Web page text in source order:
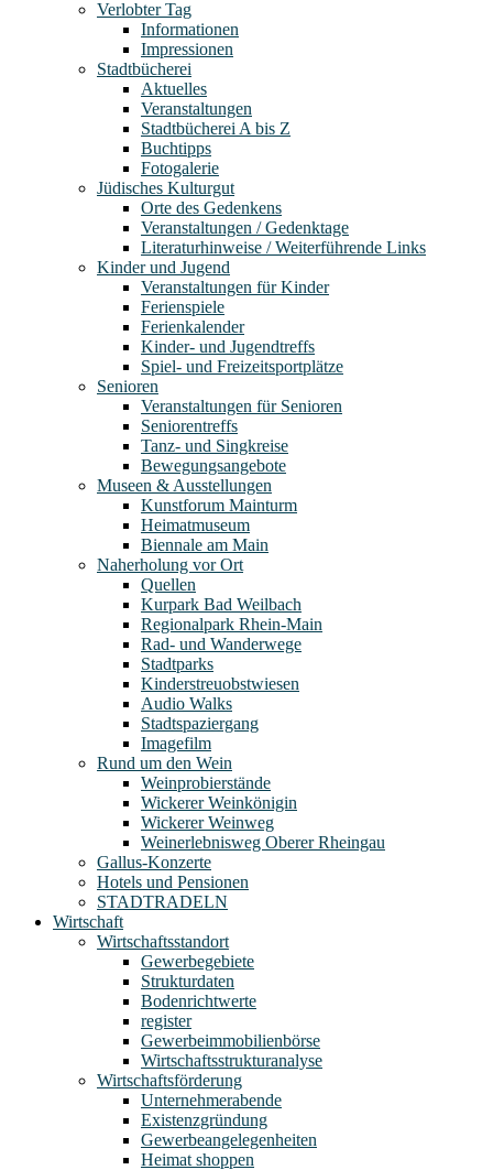
Verlobter Tag
Informationen
Impressionen
Stadtbücherei
Aktuelles
Veranstaltungen
Stadtbücherei A bis Z
Buchtipps
Fotogalerie
Jüdisches Kulturgut
Orte des Gedenkens
Veranstaltungen / Gedenktage
Literaturhinweise / Weiterführende Links
Kinder und Jugend
Veranstaltungen für Kinder
Ferienspiele
Ferienkalender
Kinder- und Jugendtreffs
Spiel- und Freizeitsportplätze
Senioren
Veranstaltungen für Senioren
Seniorentreffs
Tanz- und Singkreise
Bewegungsangebote
Museen & Ausstellungen
Kunstforum Mainturm
Heimatmuseum
Biennale am Main
Naherholung vor Ort
Quellen
Kurpark Bad Weilbach
Regionalpark Rhein-Main
Rad- und Wanderwege
Stadtparks
Kinderstreuobstwiesen
Audio Walks
Stadtspaziergang
Imagefilm
Rund um den Wein
Weinprobierstände
Wickerer Weinkönigin
Wickerer Weinweg
Weinerlebnisweg Oberer Rheingau
Gallus-Konzerte
Hotels und Pensionen
STADTRADELN
Wirtschaft
Wirtschaftsstandort
Gewerbegebiete
Strukturdaten
Bodenrichtwerte
register
Gewerbeimmobilienbörse
Wirtschaftsstrukturanalyse
Wirtschaftsförderung
Unternehmerabende
Existenzgründung
Gewerbeangelegenheiten
Heimat shoppen